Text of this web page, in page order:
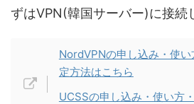
ずはVPN(韓国サーバー)に接続
NordVPNの申し込み・使
定方法はこちら
UCSSの申し込み・使い方